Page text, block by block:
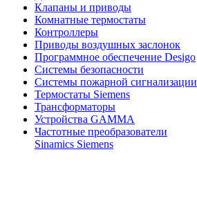
Клапаны и приводы
Комнатные термостаты
Контроллеры
Приводы воздушных заслонок
Программное обеспечение Desigo
Системы безопасности
Системы пожарной сигнализации
Термостаты Siemens
Трансформаторы
Устройства GAMMA
Частотные преобразователи
Sinamics Siemens